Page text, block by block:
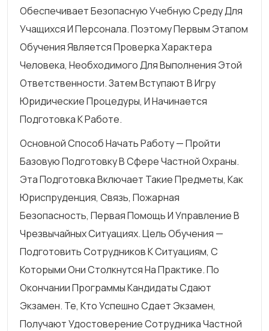
Обеспечивает Безопасную Учебную Среду Для
Учащихся И Персонала. Поэтому Первым Этапом
Обучения Является Проверка Характера
Человека, Необходимого Для Выполнения Этой
Ответственности. Затем Вступают В Игру
Юридические Процедуры, И Начинается
Подготовка К Работе.
Основной Способ Начать Работу — Пройти
Базовую Подготовку В Сфере Частной Охраны.
Эта Подготовка Включает Такие Предметы, Как
Юриспруденция, Связь, Пожарная
Безопасность, Первая Помощь И Управление В
Чрезвычайных Ситуациях. Цель Обучения —
Подготовить Сотрудников К Ситуациям, С
Которыми Они Столкнутся На Практике. По
Окончании Программы Кандидаты Сдают
Экзамен. Те, Кто Успешно Сдает Экзамен,
Получают Удостоверение Сотрудника Частной